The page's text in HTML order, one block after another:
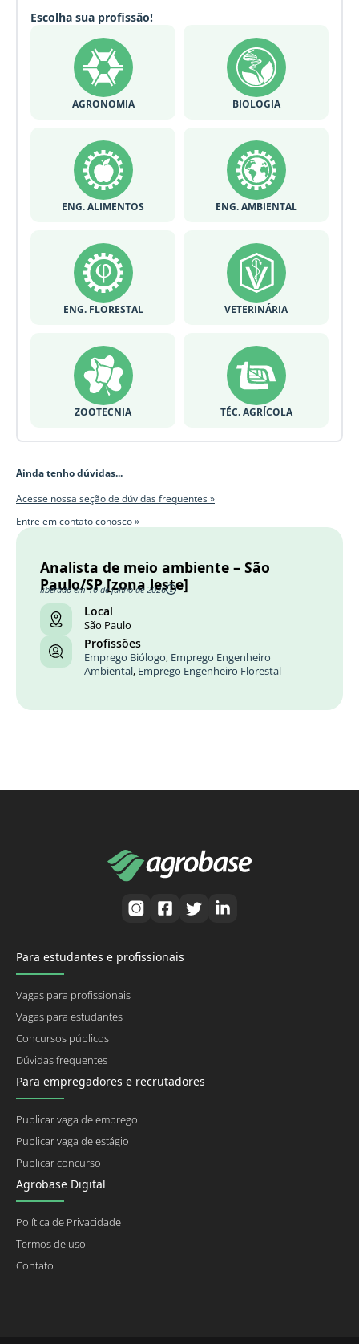
Escolha sua profissão!
AGRONOMIA BIOLOGIA
ENG. ALIMENTOS ENG. AMBIENTAL
ENG. FLORESTAL VETERINÁRIA
ZOOTECNIA TÉC. AGRÍCOLA
Ainda tenho dúvidas...
Acesse nossa seção de dúvidas frequentes »
Entre em contato conosco »
Analista de meio ambiente – São
Paulo/SP [zona leste]
liberado em 10 de junho de 2026
Local
São Paulo
Profissões
Emprego Biólogo, Emprego Engenheiro
Ambiental, Emprego Engenheiro Florestal
Para estudantes e profissionais
Vagas para profissionais
Vagas para estudantes
Concursos públicos
Dúvidas frequentes
Para empregadores e recrutadores
Publicar vaga de emprego
Publicar vaga de estágio
Publicar concurso
Agrobase Digital
Política de Privacidade
Termos de uso
Contato